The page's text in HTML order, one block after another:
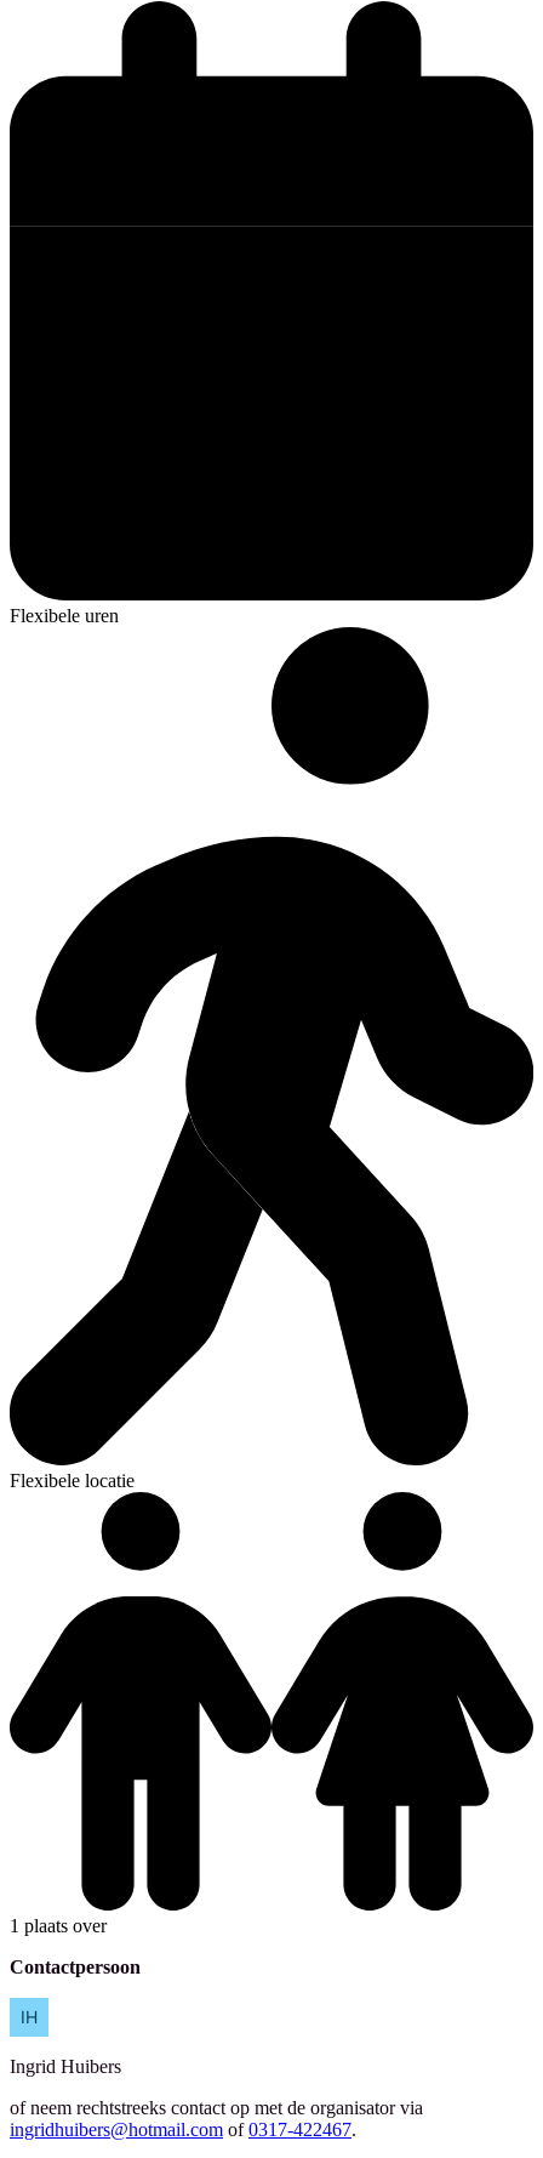
Flexibele uren
Flexibele locatie
1 plaats over
Contactpersoon
Ingrid Huibers
of neem rechtstreeks contact op met de organisator via
ingridhuibers@hotmail.com of 0317-422467.